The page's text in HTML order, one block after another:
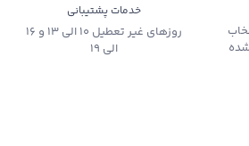
خدمات پشتیبانی
روزهای غیر تعطیل 10 الی 13 و 16
الی 19